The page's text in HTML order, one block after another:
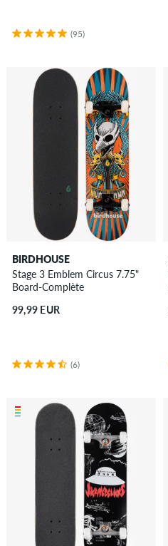
(95)
BIRDHOUSE
Stage 3 Emblem Circus 7.75"
Board-Complète
99,99 EUR
(6)